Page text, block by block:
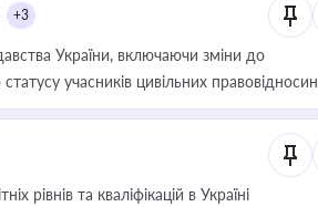
+3
України, включаючи зміни до
учасників цивільних правовідносин
рівнів та кваліфікацій в Україні